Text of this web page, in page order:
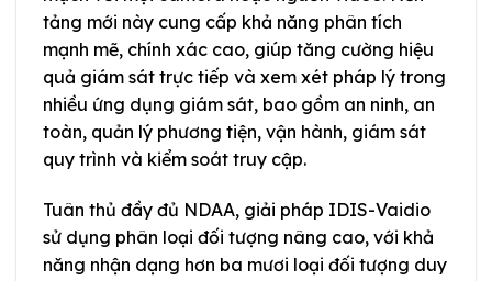
tảng mới này cung cấp khả năng phân tích
mạnh mẽ, chính xác cao, giúp tăng cường hiệu
quả giám sát trực tiếp và xem xét pháp lý trong
nhiều ứng dụng giám sát, bao gồm an ninh, an
toàn, quản lý phương tiện, vận hành, giám sát
quy trình và kiểm soát truy cập.
Tuân thủ đầy đủ NDAA, giải pháp IDIS-Vaidio
sử dụng phân loại đối tượng nâng cao, với khả
năng nhận dạng hơn ba mươi loại đối tượng duy